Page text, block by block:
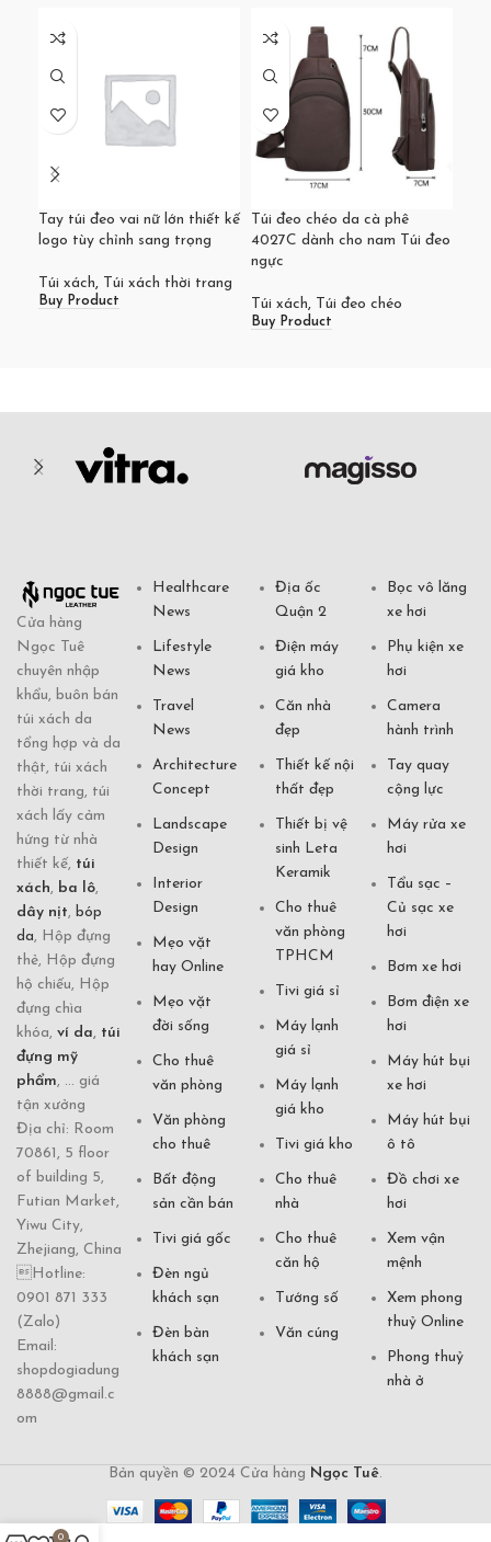
Tay túi đeo vai nữ lớn thiết kế
logo tùy chỉnh sang trọng
Túi xách, Túi xách thời trang
Buy Product
Túi đeo chéo da cà phê
4027C dành cho nam Túi đeo
ngực
Túi xách, Túi đeo chéo
Buy Product
Cửa hàng
Ngọc Tuê
chuyên nhập
khẩu, buôn bán
túi xách da
tổng hợp và da
thật, túi xách
thời trang, túi
xách lấy cảm
hứng từ nhà
thiết kế, túi
xách, ba lô,
dây nịt, bóp
da, Hộp đựng
thẻ, Hộp đựng
hộ chiếu, Hộp
đựng chìa
khóa, ví da, túi
đựng mỹ
phẩm, ... giá
tận xưởng
Địa chỉ: Room
70861, 5 floor
of building 5,
Futian Market,
Yiwu City,
Zhejiang, China
Hotline:
0901 871 333
(Zalo)
Email:
shopdogiadung
8888@gmail.c
om
Healthcare
News
Lifestyle
News
Travel
News
Architecture
Concept
Landscape
Design
Interior
Design
Mẹo vặt
hay Online
Mẹo vặt
đời sống
Cho thuê
văn phòng
Văn phòng
cho thuê
Bất động
sản cần bán
Tivi giá gốc
Đèn ngủ
khách sạn
Đèn bàn
khách sạn
Địa ốc
Quận 2
Điện máy
giá kho
Căn nhà
đẹp
Thiết kế nội
thất đẹp
Thiết bị vệ
sinh Leta
Keramik
Cho thuê
văn phòng
TPHCM
Tivi giá sỉ
Máy lạnh
giá sỉ
Máy lạnh
giá kho
Tivi giá kho
Cho thuê
nhà
Cho thuê
căn hộ
Tướng số
Văn cúng
Bọc vô lăng
xe hơi
Phụ kiện xe
hơi
Camera
hành trình
Tay quay
cộng lực
Máy rửa xe
hơi
Tẩu sạc –
Củ sạc xe
hơi
Bơm xe hơi
Bơm điện xe
hơi
Máy hút bụi
xe hơi
Máy hút bụi
ô tô
Đồ chơi xe
hơi
Xem vận
mệnh
Xem phong
thuỷ Online
Phong thuỷ
nhà ở
Bản quyền © 2024 Cửa hàng Ngọc Tuê.
0